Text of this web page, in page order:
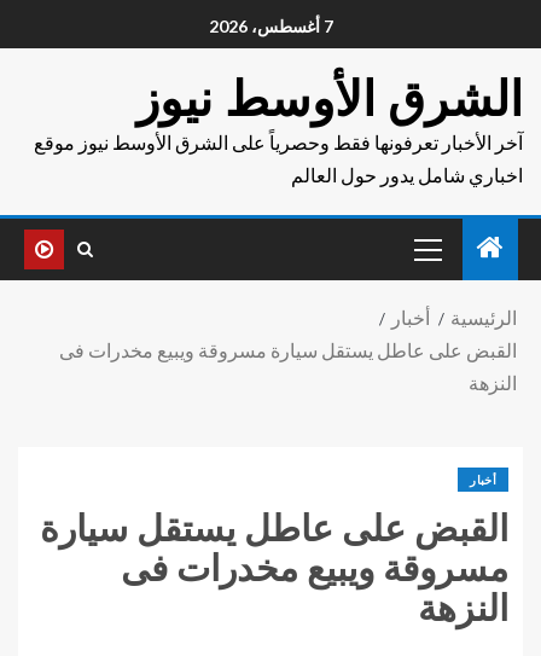
7 أغسطس، 2026
الشرق الأوسط نيوز
آخر الأخبار تعرفونها فقط وحصرياً على الشرق الأوسط نيوز موقع
اخباري شامل يدور حول العالم
الرئيسية
أخبار
القبض على عاطل يستقل سيارة مسروقة ويبيع مخدرات فى
النزهة
أخبار
القبض على عاطل يستقل سيارة
مسروقة ويبيع مخدرات فى
النزهة